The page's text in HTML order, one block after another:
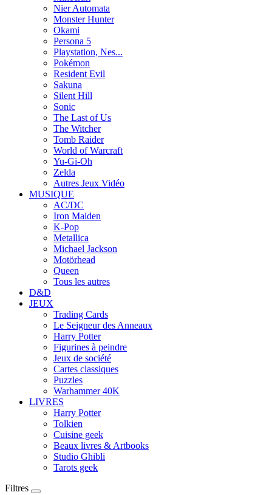
Nier Automata
Monster Hunter
Okami
Persona 5
Playstation, Nes...
Pokémon
Resident Evil
Sakuna
Silent Hill
Sonic
The Last of Us
The Witcher
Tomb Raider
World of Warcraft
Yu-Gi-Oh
Zelda
Autres Jeux Vidéo
MUSIQUE
AC/DC
Iron Maiden
K-Pop
Metallica
Michael Jackson
Motörhead
Queen
Tous les autres
D&D
JEUX
Trading Cards
Le Seigneur des Anneaux
Harry Potter
Figurines à peindre
Jeux de société
Cartes classiques
Puzzles
Warhammer 40K
LIVRES
Harry Potter
Tolkien
Cuisine geek
Beaux livres & Artbooks
Studio Ghibli
Tarots geek
Filtres